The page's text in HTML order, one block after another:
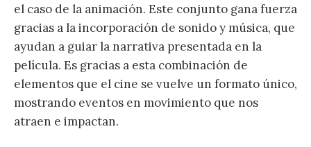
el caso de la animación. Este conjunto gana fuerza
gracias a la incorporación de sonido y música, que
ayudan a guiar la narrativa presentada en la
película. Es gracias a esta combinación de
elementos que el cine se vuelve un formato único,
mostrando eventos en movimiento que nos
atraen e impactan.